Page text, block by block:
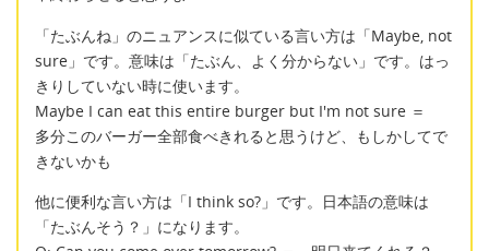
「たぶんね」のニュアンスに似ている言い方は「Maybe, not
sure」です。意味は「たぶん、よく分からない」です。はっ
きりしていない時に使います。
Maybe I can eat this entire burger but I'm not sure ＝
多分このバーガー全部食べきれると思うけど、もしかしてで
きないかも
他に便利な言い方は「I think so?」です。日本語の意味は
「たぶんそう？」になります。